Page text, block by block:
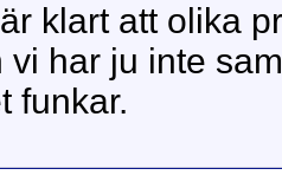
klart att olika
vi har ju inte
funkar.